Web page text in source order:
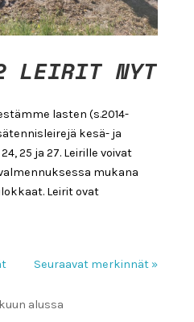
LEIRIT NYT
lasten (s.2014-
kesä- ja
25 ja 27. Leirille voivat
mukana
Leirit ovat
Seuraavat merkinnät »
alussa